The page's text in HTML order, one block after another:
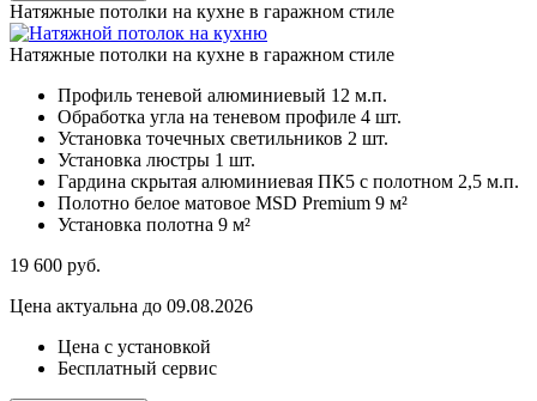
Натяжные потолки на кухне в гаражном стиле
Натяжные потолки на кухне в гаражном стиле
Профиль теневой алюминиевый 12 м.п.
Обработка угла на теневом профиле 4 шт.
Установка точечных светильников 2 шт.
Установка люстры 1 шт.
Гардина скрытая алюминиевая ПК5 с полотном 2,5 м.п.
Полотно белое матовое MSD Premium 9 м²
Установка полотна 9 м²
19 600 руб.
Цена актуальна до 09.08.2026
Цена с установкой
Бесплатный сервис